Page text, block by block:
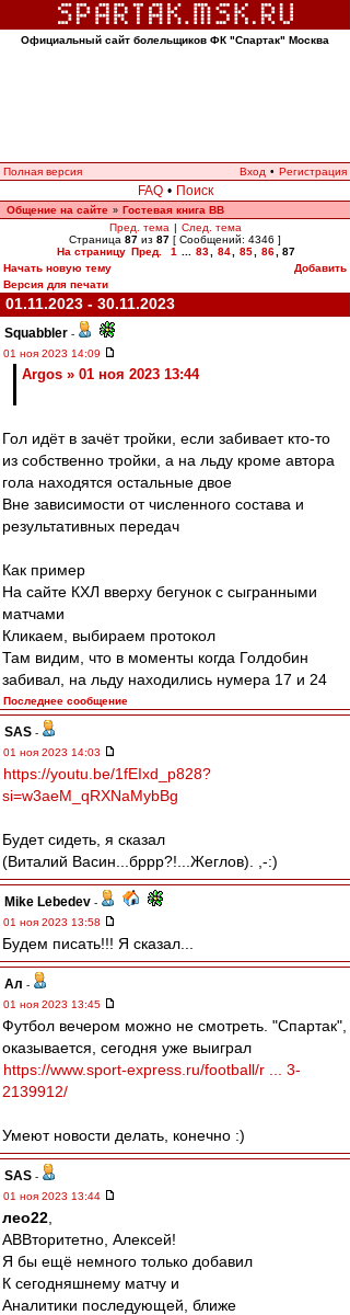
Официальный сайт болельщиков ФК "Спартак" Москва
Полная версия Вход • Регистрация
FAQ • Поиск
Общение на сайте » Гостевая книга ВВ
Пред. тема | След. тема
Страница 87 из 87 [ Сообщений: 4346 ]
На страницу Пред. 1 83 84 85 86
87
Начать новую тему
Добавить
Версия для печати
01.11.2023 - 30.11.2023
Squabbler -
01 ноя 2023 14:09
Argos » 01 ноя 2023 13:44
Гол идёт в зачёт тройки, если забивает кто-то
из собственно тройки, а на льду кроме автора
гола находятся остальные двое
Вне зависимости от численного состава и
результативных передач
Как пример
На сайте КХЛ вверху бегунок с сыгранными
матчами
Кликаем, выбираем протокол
Там видим, что в моменты когда Голдобин
забивал, на льду находились нумера 17 и 24
Последнее сообщение
SAS -
01 ноя 2023 14:03
https://youtu.be/1fEIxd_p828?
si=w3aeM_qRXNaMybBg
Будет сидеть, я сказал
(Виталий Васин...бррр?!...Жеглов). ,-:)
Mike Lebedev -
01 ноя 2023 13:58
Будем писать!!! Я сказал...
Ал -
01 ноя 2023 13:45
Футбол вечером можно не смотреть. "Спартак",
оказывается, сегодня уже выиграл
https://www.sport-express.ru/football/r ... 3-
2139912/
Умеют новости делать, конечно :)
SAS -
01 ноя 2023 13:44
лео22
АВВторитетно, Алексей!
Я бы ещё немного только добавил
К сегодняшнему матчу и
Аналитики последующей, ближе